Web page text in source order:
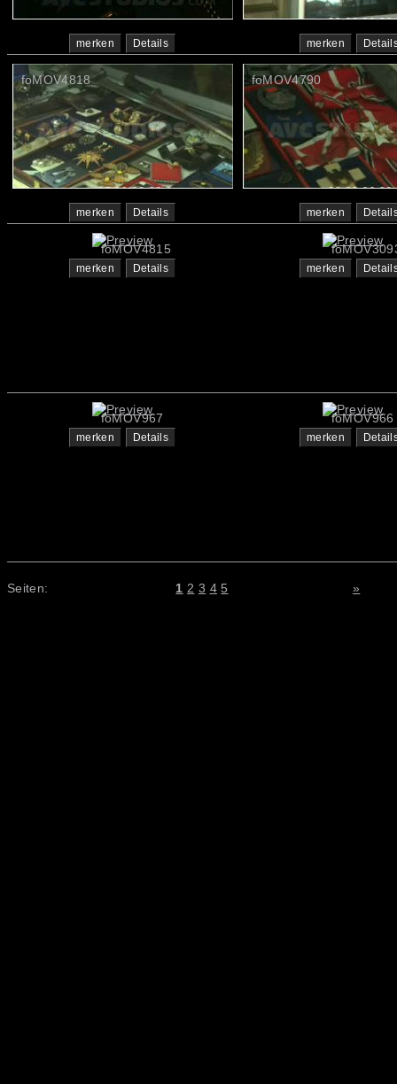
merken Details merken
foMOV4818
merken Details
foMOV4790
merken
foMOV4815
merken Details merken
foMOV967
merken Details
foMOV966
merken
Seiten: 1 2 3 4 5 »